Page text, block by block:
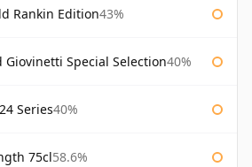
Rankin Edition43%
Giovinetti Special Selection40%
Series40%
75cl58.6%